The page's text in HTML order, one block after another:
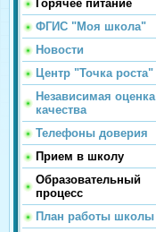
Горячее питание
ФГИС "Моя школа"
Новости
Центр "Точка роста"
Независимая оценка
качества
Телефоны доверия
Прием в школу
Образовательный
процесс
План работы школы